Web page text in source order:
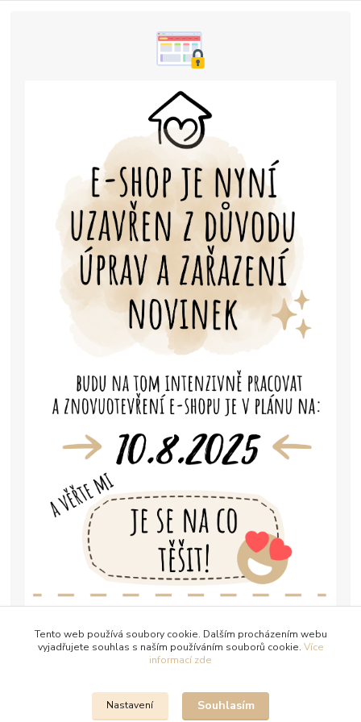
Tento web používá soubory cookie. Dalším procházením webu
vyjadřujete souhlas s naším používáním souborů cookie. Více
informací zde
Nastavení Souhlasím